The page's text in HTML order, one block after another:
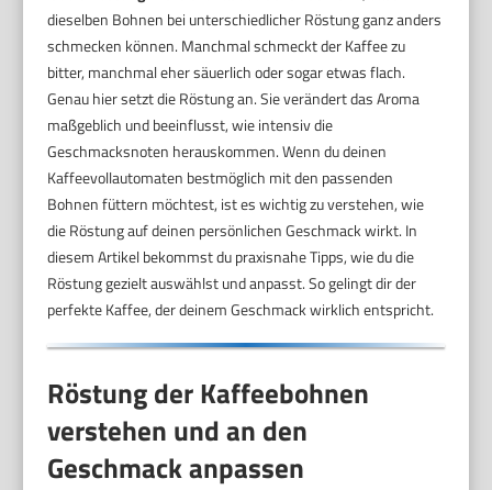
dieselben Bohnen bei unterschiedlicher Röstung ganz anders
schmecken können. Manchmal schmeckt der Kaffee zu
bitter, manchmal eher säuerlich oder sogar etwas flach.
Genau hier setzt die Röstung an. Sie verändert das Aroma
maßgeblich und beeinflusst, wie intensiv die
Geschmacksnoten herauskommen. Wenn du deinen
Kaffeevollautomaten bestmöglich mit den passenden
Bohnen füttern möchtest, ist es wichtig zu verstehen, wie
die Röstung auf deinen persönlichen Geschmack wirkt. In
diesem Artikel bekommst du praxisnahe Tipps, wie du die
Röstung gezielt auswählst und anpasst. So gelingt dir der
perfekte Kaffee, der deinem Geschmack wirklich entspricht.
Röstung der Kaffeebohnen
verstehen und an den
Geschmack anpassen